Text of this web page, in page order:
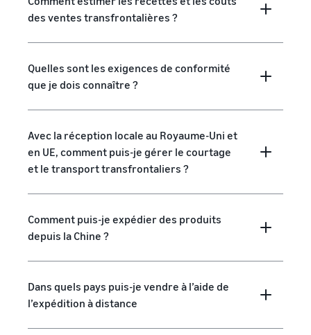
des ventes transfrontalières ?
Quelles sont les exigences de conformité
que je dois connaître ?
Avec la réception locale au Royaume-Uni et
en UE, comment puis-je gérer le courtage
et le transport transfrontaliers ?
Comment puis-je expédier des produits
depuis la Chine ?
Dans quels pays puis-je vendre à l’aide de
l’expédition à distance